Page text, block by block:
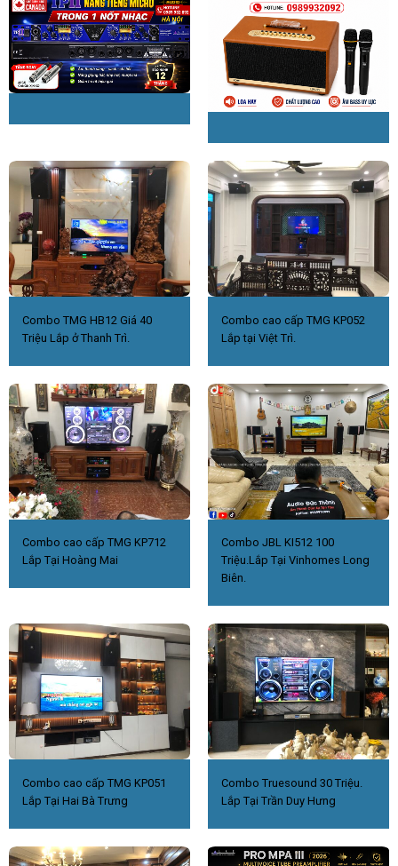
Combo TMG HB12 Giá 40
Triệu Lắp ở Thanh Trì.
Combo cao cấp TMG KP052
Lắp tại Việt Trì.
Combo cao cấp TMG KP712
Lắp Tại Hoàng Mai
Combo JBL KI512 100
Triệu.Lắp Tại Vinhomes Long
Biên.
Combo cao cấp TMG KP051
Lắp Tại Hai Bà Trưng
Combo Truesound 30 Triệu.
Lắp Tại Trần Duy Hưng